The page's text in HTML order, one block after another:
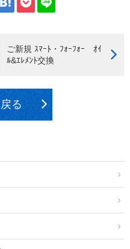
ご新規 ｽﾏｰﾄ・ﾌｫｰﾌｫｰ ｵｲ
ﾙ&ｴﾚﾒﾝﾄ交換
る